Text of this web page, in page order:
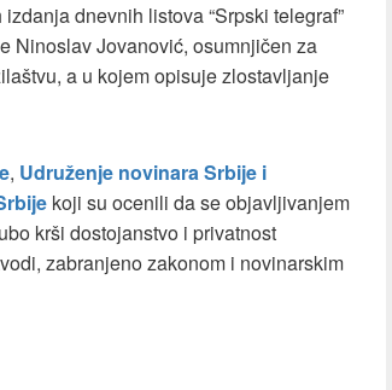
dnevnih listova “Srpski telegraf”
Ninoslav Jovanović, osumnjičen za
a u kojem opisuje zlostavljanje
, Udruženje novinara Srbije i
koji su ocenili da se objavljivanjem
krši dostojanstvo i privatnost
zabranjeno zakonom i novinarskim